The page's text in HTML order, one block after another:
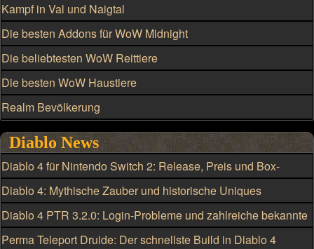
Kampf in Val und Naigtal
Die besten Addons für WoW Midnight
Die beliebtesten WoW Reittiere
Die besten WoW Haustiere
Realm Bevölkerung
Diablo News
Diablo 4 für Nintendo Switch 2: Release, Preis und Box-
Version geleakt
Diablo 4: Mythische Zauber und historische Uniques
eskalieren
Diablo 4 PTR 3.2.0: Login-Probleme und zahlreiche bekannte
Fehler
Perma Teleport Druide: Der schnellste Build in Diablo 4